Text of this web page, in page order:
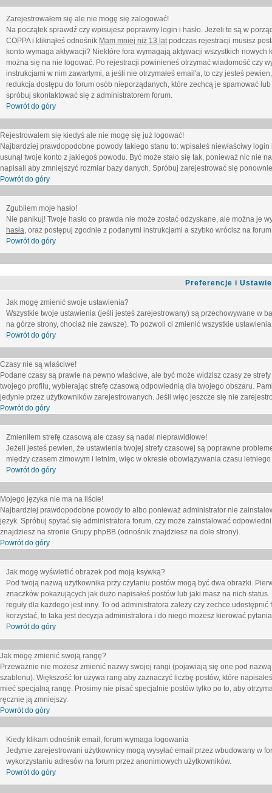
Zarejestrowałem się ale nie mogę się zalogować!
Na początek sprawdź czy wpisujesz poprawny login i hasło. Jeżeli te są w
COPPA i kliknąłeś odnośnik Mam mniej niż 13 latpodczas rejestracji musisz
konto wymaga aktywacji? Niektóre fora wymagają aktywacji wszystkich
można się na nie logować. Po rejestracji powinieneś otrzymać wiadomość czy
instrukcjami w nim zawartymi, a jeśli nie otrzymałeś email'a, to czy jesteś
redukcja dostępu do forum osób nieporządanych, które zechcą je spamować
spróbuj skontaktować się z administratorem forum.
Powrót do góry
Rejestrowałem się kiedyś ale nie mogę się już logować!
Najbardziej prawdopodobne powody takiego stanu to: wpisałeś niewłaściwy
usunął twoje konto z jakiegoś powodu. Być może stało się tak, ponieważ nic nie
napisali aby zmniejszyć rozmiar bazy danych. Spróbuj zarejestrować się
Powrót do góry
Zgubiłem moje hasło!
Nie panikuj! Twoje hasło co prawda nie może zostać odzyskane, ale można je
hasła, oraz postępuj zgodnie z podanymi instrukcjami a szybko wrócisz na forum
Powrót do góry
Preferencje i
Jak mogę zmienić swoje ustawienia?
Wszystkie twoje ustawienia (jeśli jesteś zarejestrowany) są przechowywane w
na górze strony, chociaż nie zawsze). To pozwoli ci zmienić wszystkie
Powrót do góry
Czasy nie są właściwe!
Podane czasy są prawie na pewno właściwe, ale być może widzisz czasy ze
twojego profilu, wybierając strefę czasową odpowiednią dla twojego obszaru.
jedynie przez użytkowników zarejestrowanych. Jeśli więc jeszcze się nie
Powrót do góry
Zmieniłem strefę czasową ale czasy są nadal nieprawidłowe!
Jeżeli jesteś pewien, że ustawienia twojej strefy czasowej są poprawne
między czasem zimowym i letnim, więc w okresie obowiązywania czasu
Powrót do góry
Mojego języka nie ma na liście!
Najbardziej prawdopodobne powody to albo ponieważ administrator nie
język. Spróbuj spytać się administratora forum, czy może zainstalować
znajdziesz na stronie Grupy phpBB (odnośnik znajdziesz na dole strony).
Powrót do góry
Jak mogę wyświetlić obrazek pod moją ksywką?
Pod twoją nazwą użytkownika przy czytaniu postów mogą być dwa obrazki.
znaczków pokazujących jak dużo napisałeś postów lub jaki masz na nich
reguły dla każdego jest inny. To od administratora zależy czy zechce
korzystać, to taka jest decyzja administratora i do niego możesz kierować
Powrót do góry
Jak mogę zmienić swoją rangę?
Przeważnie nie możesz zmienić nazwy swojej rangi (pojawiają się one pod
szablonu). Większość for używa rang aby zaznaczyć liczbę postów, które
mieć specjalną rangę. Prosimy nie pisać specjalnie postów tylko po to, aby
ręcznie ją zmniejszy.
Powrót do góry
Kiedy klikam odnośnik email, forum wymaga logowania
Jedynie zarejestrowani użytkownicy mogą wysyłać email przez wbudowany w
wykorzystaniu adresów na forum przez anonimowych użytkowników.
Powrót do góry